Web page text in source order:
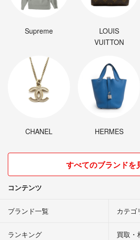
Supreme
LOUIS
VUITTON
CHANEL HERMES
すべてのブランドを
コンテンツ
ブランド一覧 カテゴ
ランキング 買取・